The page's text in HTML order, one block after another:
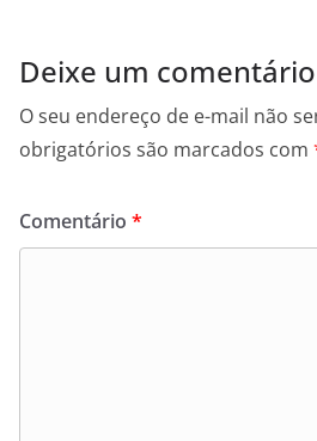
Deixe um comentário
O seu endereço de e-mail não
obrigatórios são marcados com
Comentário *